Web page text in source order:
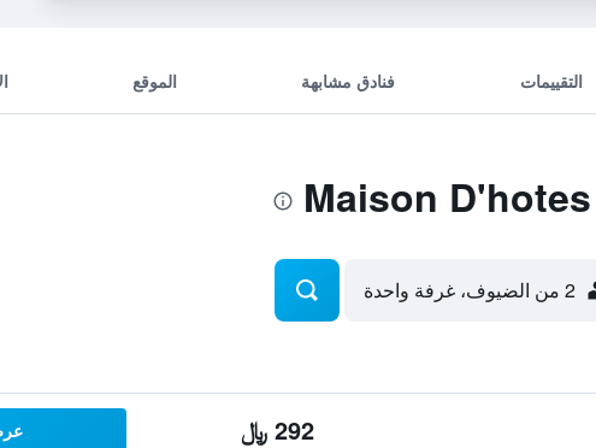
التقييمات فنادق مشابهة الموقع
2 من الضيوف، غرفة واحدة
292 ﷼